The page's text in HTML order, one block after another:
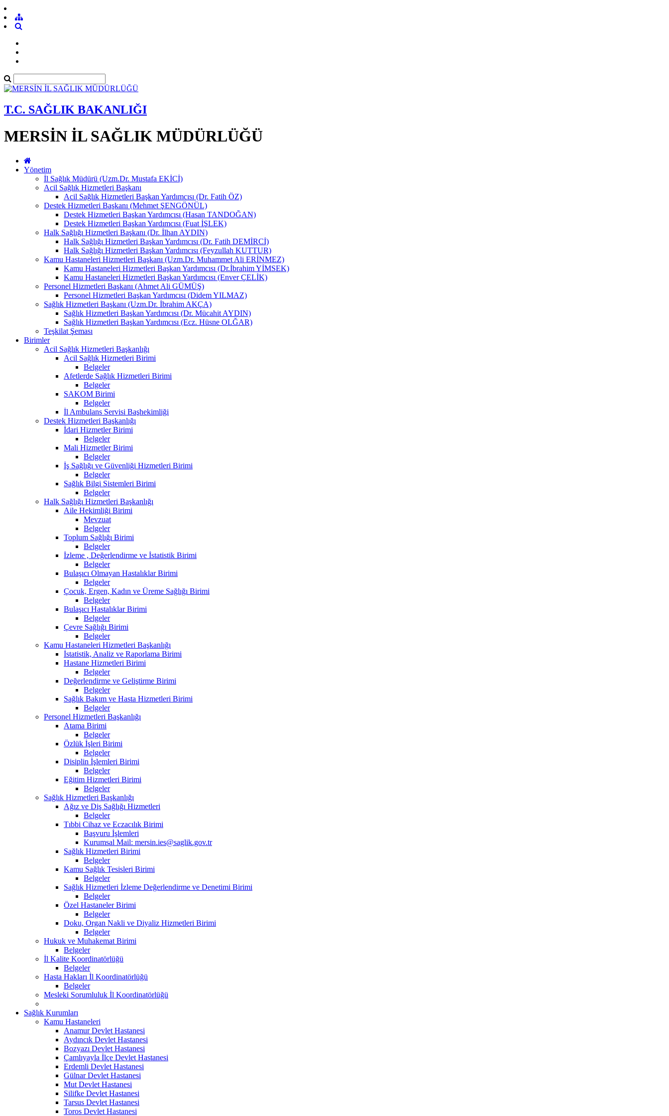
T.C. SAĞLIK BAKANLIĞI
MERSİN İL SAĞLIK MÜDÜRLÜĞÜ
Yönetim
İl Sağlık Müdürü (Uzm.Dr. Mustafa EKİCİ)
Acil Sağlık Hizmetleri Başkanı
Acil Sağlık Hizmetleri Başkan Yardımcısı (Dr. Fatih ÖZ)
Destek Hizmetleri Başkanı (Mehmet ŞENGÖNÜL)
Destek Hizmetleri Başkan Yardımcısı (Hasan TANDOĞAN)
Destek Hizmetleri Başkan Yardımcısı (Fuat İŞLEK)
Halk Sağlığı Hizmetleri Başkanı (Dr. İlhan AYDIN)
Halk Sağlığı Hizmetleri Başkan Yardımcısı (Dr. Fatih DEMİRCİ)
Halk Sağlığı Hizmetleri Başkan Yardımcısı (Feyzullah KUTTUR)
Kamu Hastaneleri Hizmetleri Başkanı (Uzm.Dr. Muhammet Ali ERİNMEZ)
Kamu Hastaneleri Hizmetleri Başkan Yardımcısı (Dr.İbrahim YİMSEK)
Kamu Hastaneleri Hizmetleri Başkan Yardımcısı (Enver ÇELİK)
Personel Hizmetleri Başkanı (Ahmet Ali GÜMÜŞ)
Personel Hizmetleri Başkan Yardımcısı (Didem YILMAZ)
Sağlık Hizmetleri Başkanı (Uzm.Dr. İbrahim AKÇA)
Sağlık Hizmetleri Başkan Yardımcısı (Dr. Mücahit AYDIN)
Sağlık Hizmetleri Başkan Yardımcısı (Ecz. Hüsne OLĞAR)
Teşkilat Şeması
Birimler
Acil Sağlık Hizmetleri Başkanlığı
Acil Sağlık Hizmetleri Birimi
Belgeler
Afetlerde Sağlık Hizmetleri Birimi
Belgeler
SAKOM Birimi
Belgeler
İl Ambulans Servisi Başhekimliği
Destek Hizmetleri Başkanlığı
İdari Hizmetler Birimi
Belgeler
Mali Hizmetler Birimi
Belgeler
İş Sağlığı ve Güvenliği Hizmetleri Birimi
Belgeler
Sağlık Bilgi Sistemleri Birimi
Belgeler
Halk Sağlığı Hizmetleri Başkanlığı
Aile Hekimliği Birimi
Mevzuat
Belgeler
Toplum Sağlığı Birimi
Belgeler
İzleme , Değerlendirme ve İstatistik Birimi
Belgeler
Bulaşıcı Olmayan Hastalıklar Birimi
Belgeler
Çocuk, Ergen, Kadın ve Üreme Sağlığı Birimi
Belgeler
Bulaşıcı Hastalıklar Birimi
Belgeler
Çevre Sağlığı Birimi
Belgeler
Kamu Hastaneleri Hizmetleri Başkanlığı
İstatistik, Analiz ve Raporlama Birimi
Hastane Hizmetleri Birimi
Belgeler
Değerlendirme ve Geliştirme Birimi
Belgeler
Sağlık Bakım ve Hasta Hizmetleri Birimi
Belgeler
Personel Hizmetleri Başkanlığı
Atama Birimi
Belgeler
Özlük İşleri Birimi
Belgeler
Disiplin İşlemleri Birimi
Belgeler
Eğitim Hizmetleri Birimi
Belgeler
Sağlık Hizmetleri Başkanlığı
Ağız ve Diş Sağlığı Hizmetleri
Belgeler
Tıbbi Cihaz ve Eczacılık Birimi
Başvuru İşlemleri
Kurumsal Mail: mersin.ies@saglik.gov.tr
Sağlık Hizmetleri Birimi
Belgeler
Kamu Sağlık Tesisleri Birimi
Belgeler
Sağlık Hizmetleri İzleme Değerlendirme ve Denetimi Birimi
Belgeler
Özel Hastaneler Birimi
Belgeler
Doku, Organ Nakli ve Diyaliz Hizmetleri Birimi
Belgeler
Hukuk ve Muhakemat Birimi
Belgeler
İl Kalite Koordinatörlüğü
Belgeler
Hasta Hakları İl Koordinatörlüğü
Belgeler
Mesleki Sorumluluk İl Koordinatörlüğü
Sağlık Kurumları
Kamu Hastaneleri
Anamur Devlet Hastanesi
Aydıncık Devlet Hastanesi
Bozyazı Devlet Hastanesi
Çamlıyayla İlçe Devlet Hastanesi
Erdemli Devlet Hastanesi
Gülnar Devlet Hastanesi
Mut Devlet Hastanesi
Silifke Devlet Hastanesi
Tarsus Devlet Hastanesi
Toros Devlet Hastanesi